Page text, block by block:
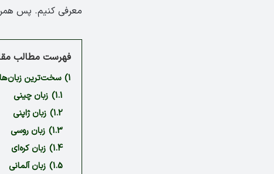
معرفی کنیم. پس
فهرست مطالب
1) سخت‌ترین
1.1) زبان چینی
1.2) زبان ژاپنی
1.3) زبان روسی
1.4) زبان کره‌ای
1.5) زبان آلمانی